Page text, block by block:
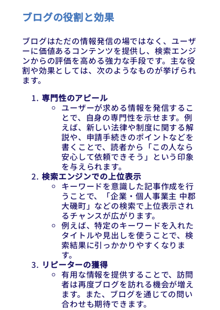
ブログの役割と効果
ブログはただの情報発信の場ではなく、ユーザ
ーに価値あるコンテンツを提供し、検索エンジ
ンからの評価を高める強力な手段です。主な役
割や効果としては、次のようなものが挙げられ
ます。
専門性のアピール
ユーザーが求める情報を発信するこ
とで、自身の専門性を示せます。例
えば、新しい法律や制度に関する解
説や、申請手続きのポイントなどを
書くことで、読者から「この人なら
安心して依頼できそう」という印象
を与えられます。
検索エンジンでの上位表示
キーワードを意識した記事作成を行
うことで、「企業・個人事業主 中郡
大磯町」などの検索で上位表示され
るチャンスが広がります。
例えば、特定のキーワードを入れた
タイトルや見出しを使うことで、検
索結果に引っかかりやすくなりま
す。
リピーターの獲得
有用な情報を提供することで、訪問
者は再度ブログを訪れる機会が増え
ます。また、ブログを通じての問い
合わせも期待できます。